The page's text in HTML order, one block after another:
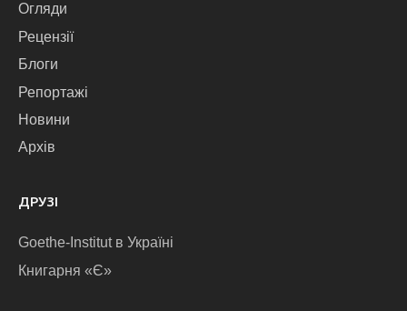
Огляди
Рецензії
Блоги
Репортажі
Новини
Архів
ДРУЗІ
Goethe-Institut в Україні
Книгарня «Є»